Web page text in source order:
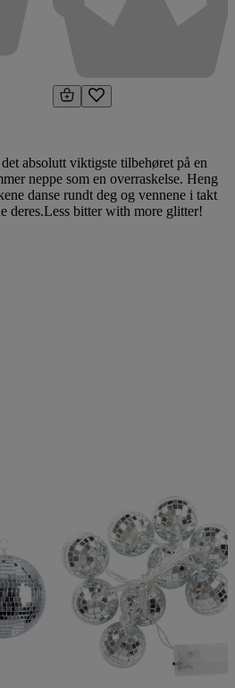
absolutt viktigste tilbehøret på en
neppe som en overraskelse. Heng
danse rundt deg og vennene i takt
deres.Less bitter with more glitter!